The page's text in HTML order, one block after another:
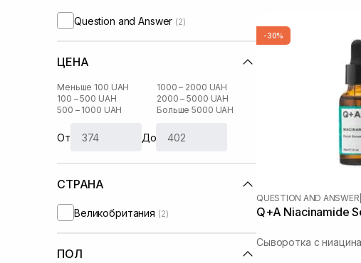
Question and Answer (2)
ЦЕНА
Меньше 100 UAH
100 – 500 UAH
500 – 1000 UAH
1000 – 2000 UAH
2000 – 5000 UAH
Больше 5000 UAH
От До
СТРАНА
Великобритания (2)
ПОЛ
-30%
QUESTION AND ANSWER
Q+A Niacinamide
Сыворотка с